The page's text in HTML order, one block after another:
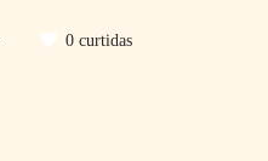
0curtidas